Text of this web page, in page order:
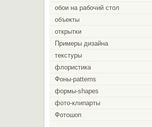
обои на рабочий стол
объекты
открытки
Примеры дизайна
текстуры
флористика
Фоны-patterns
формы-shapes
фото-клипарты
Фотошоп